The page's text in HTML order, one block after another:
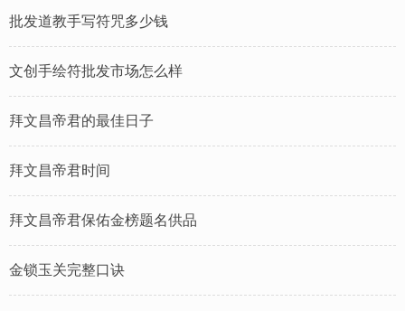
批发道教手写符咒多少钱
文创手绘符批发市场怎么样
拜文昌帝君的最佳日子
拜文昌帝君时间
拜文昌帝君保佑金榜题名供品
金锁玉关完整口诀